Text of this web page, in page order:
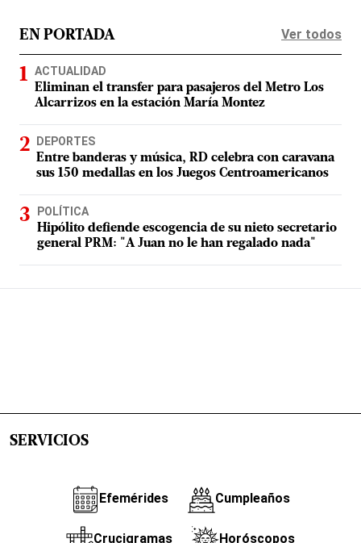
EN PORTADA Ver todos
ACTUALIDAD
Eliminan el transfer para pasajeros del Metro Los
Alcarrizos en la estación María Montez
DEPORTES
Entre banderas y música, RD celebra con caravana
sus 150 medallas en los Juegos Centroamericanos
POLÍTICA
Hipólito defiende escogencia de su nieto secretario
general PRM: "A Juan no le han regalado nada"
SERVICIOS
Efemérides Cumpleaños
Crucigramas Horóscopos